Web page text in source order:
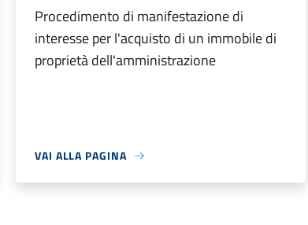
Procedimento di manifestazione di
interesse per l'acquisto di un immobile di
proprietà dell'amministrazione
VAI ALLA PAGINA